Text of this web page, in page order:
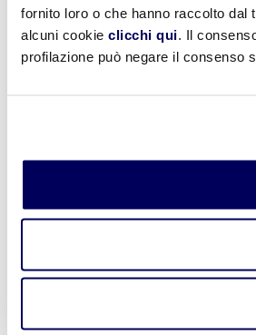
fornito loro o che hanno raccolto
alcuni cookie clicchi qui. Il
profilazione può negare il consenso